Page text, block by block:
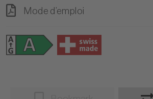
Mode d’emploi